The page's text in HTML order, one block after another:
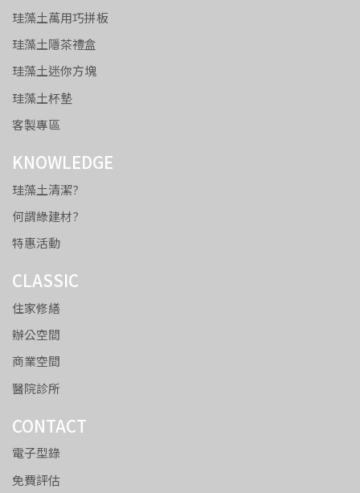
珪藻土萬用巧拼板
珪藻土隱茶禮盒
珪藻土迷你方塊
珪藻土杯墊
客製專區
KNOWLEDGE
珪藻土清潔?
何謂綠建材?
特惠活動
CLASSIC
住家修繕
辦公空間
商業空間
醫院診所
CONTACT
電子型錄
免費評估